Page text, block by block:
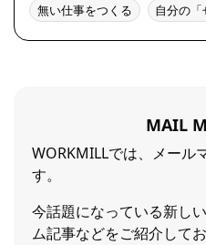
無い仕事をつくる 自分の「
MAIL
WORKMILLでは、メール
す。
今話題になっている新し
ム記事などをご紹介してお